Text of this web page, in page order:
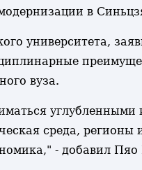
в
университета,
вуза.
среда,
- добавил